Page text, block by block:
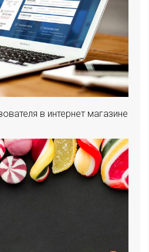
в интернет магазине